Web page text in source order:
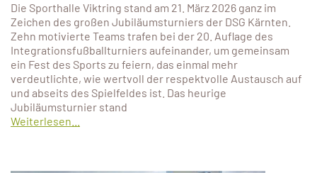
Die Sporthalle Viktring stand am 21. März 2026 ganz im
Zeichen des großen Jubiläumsturniers der DSG Kärnten.
Zehn motivierte Teams trafen bei der 20. Auflage des
Integrationsfußballturniers aufeinander, um gemeinsam
ein Fest des Sports zu feiern, das einmal mehr
verdeutlichte, wie wertvoll der respektvolle Austausch auf
und abseits des Spielfeldes ist. Das heurige
Jubiläumsturnier stand
Weiterlesen...